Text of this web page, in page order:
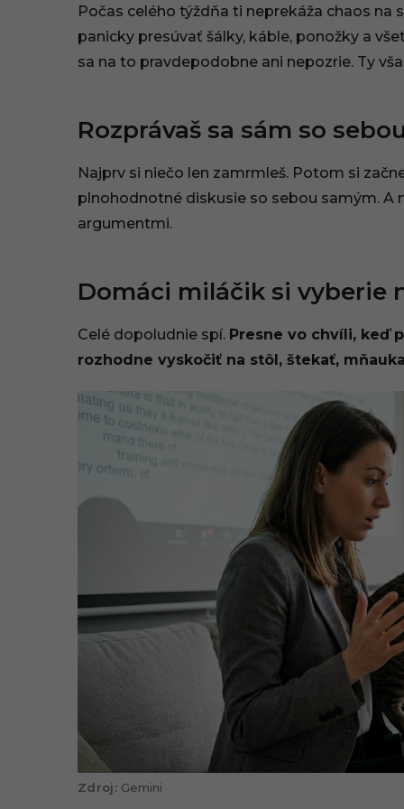
:
5
Počas celého týždňa ti neprekáža chaos
panicky presúvať šálky, káble, ponožky a
sa na to pravdepodobne ani nepozrie. Ty
Rozprávaš sa sám so
Najprv si niečo len zamrmleš. Potom si
plnohodnotné diskusie so sebou samým. A
argumentmi.
Domáci miláčik si vyberie
Celé dopoludnie spí. Presne vo chvíli, keď
rozhodne vyskočiť na stôl, štekať,
Gemini